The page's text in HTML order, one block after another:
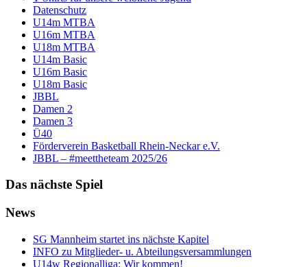
Datenschutz
U14m MTBA
U16m MTBA
U18m MTBA
U14m Basic
U16m Basic
U18m Basic
JBBL
Damen 2
Damen 3
Ü40
Förderverein Basketball Rhein-Neckar e.V.
JBBL – #meettheteam 2025/26
Das nächste Spiel
News
SG Mannheim startet ins nächste Kapitel
INFO zu Mitglieder- u. Abteilungsversammlungen
U14w Regionalliga: Wir kommen!